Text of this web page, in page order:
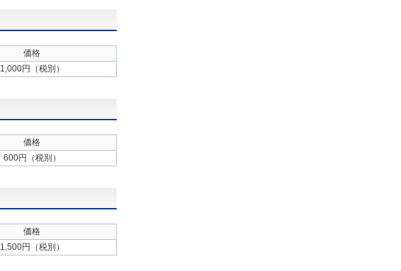
価格
1,000円（税別）
価格
600円（税別）
価格
1,500円（税別）